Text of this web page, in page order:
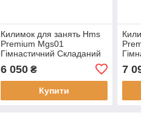
Килимок для занять Hms
Premium Mgs01
Гімнастичний Складаний
6 050₴
Купити
7